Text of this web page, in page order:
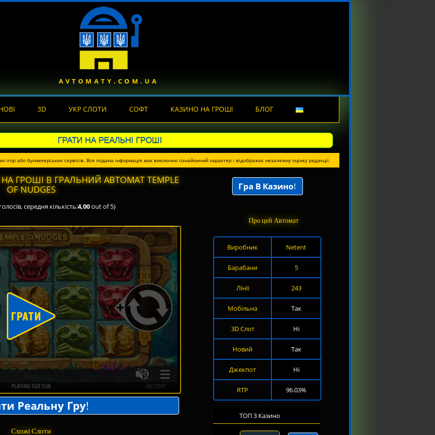
AVTOMATY.COM.UA
3D УКР СЛОТИ СОФТ КАЗИНО НА ГРОШІ БЛОГ
ГРАТИ НА РЕАЛЬНІ ГРОШІ
ігор або букмекерських сервісів. Вся подана інформація має виключно ознайомчий характер і відображає незалежну оцінку редакції.
ГРОШІ В ГРАЛЬНИЙ АВТОМАТ TEMPLE
OF NUDGES
середня кількість:4,00out of 5)
Реальну Гру!
Схожі Слоти
Гра В Казино!
Про цей Автомат
Виробник Netent
Барабани 5
Лінії 243
Мобільна Так
3D Слот Ні
Новий Так
Джекпот Ні
RTP 96.03%
ТОП 3 Казино